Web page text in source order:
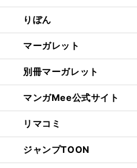
りぼん
マーガレット
別冊マーガレット
マンガMee公式サイト
リマコミ
ジャンプTOON